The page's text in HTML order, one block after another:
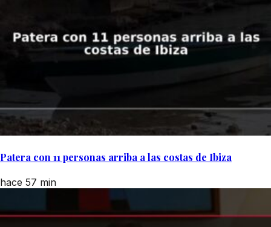
Patera con 11 personas arriba a las costas de Ibiza
hace 57 min